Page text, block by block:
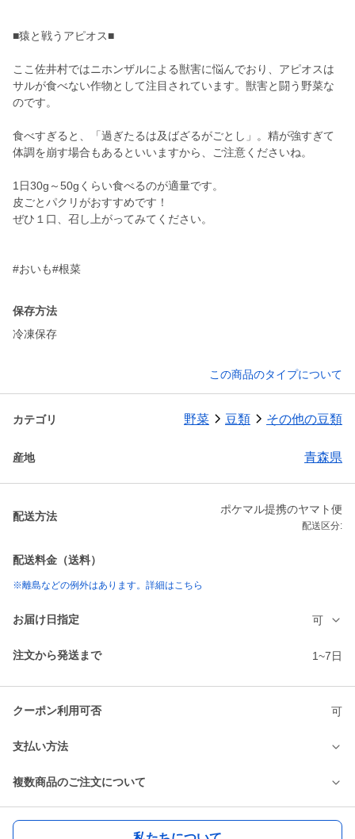
■猿と戦うアピオス■
ここ佐井村ではニホンザルによる獣害に悩んでおり、アピオスは
サルが食べない作物として注目されています。獣害と闘う野菜な
のです。
食べすぎると、「過ぎたるは及ばざるがごとし」。精が強すぎて
体調を崩す場合もあるといいますから、ご注意くださいね。
1日30g～50gくらい食べるのが適量です。
皮ごとパクリがおすすめです！
ぜひ１口、召し上がってみてください。
#おいも#根菜
保存方法
冷凍保存
この商品のタイプについて
カテゴリ 野菜 豆類 その他の豆類
産地 青森県
配送方法
ポケマル提携のヤマト便
配送区分:
配送料金（送料）
※離島などの例外はあります。詳細はこちら
お届け日指定 可
注文から発送まで 1~7日
クーポン利用可否 可
支払い方法
複数商品のご注文について